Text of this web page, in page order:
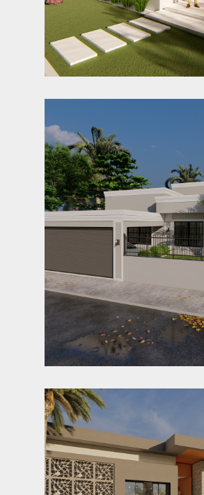
Casa LA
Jaraguá do Sul - SC
Casa FC
Jaraguá do Sul - SC